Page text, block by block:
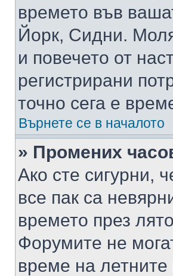
времето във
Йорк, Сидни.
и повечето от
регистрирани
точно сега е
Върнете се в началото
» Промених
Ако сте сигурни,
все пак са
времето през
Форумите не
време на